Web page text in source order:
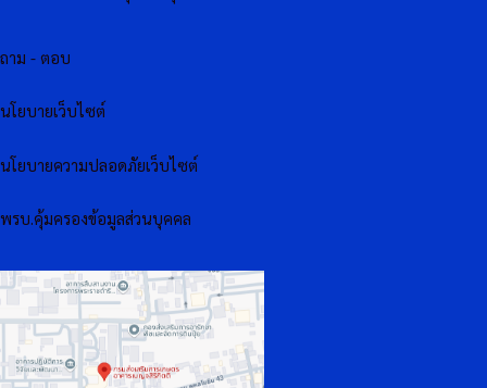
ถาม - ตอบ
นโยบายเว็บไซต์
นโยบายความปลอดภัยเว็บไซต์
พรบ.คุ้มครองข้อมูลส่วนบุคคล